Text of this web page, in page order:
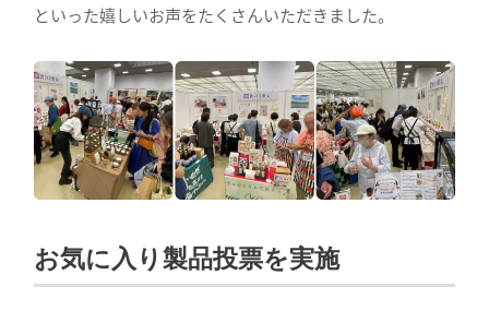
といった嬉しいお声をたくさんいただきました。
お気に入り製品投票を実施